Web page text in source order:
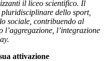
il liceo scientifico. Il
dello sport,
sociale, contribuendo al
l’aggregazione, l’integrazione
attivazione